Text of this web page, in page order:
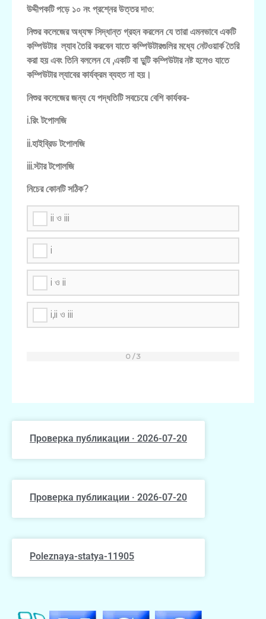
উদ্দীপকটি পড়ে ১০ নং প্রশ্নের উত্তর দাও:
নিশুর কলেজের অধ্যক্ষ সিদ্ধান্ত গ্রহন করলেন যে তারা এমনভাবে একটি
কম্পিউটার ল্যাব তৈরি করবেন যাতে কম্পিউটারগুলির মধ্যে নেটওয়ার্ক তৈরি
করা হয় এবং তিনি বললেন যে ,একটি বা দুুটি কম্পিউটার নষ্ট হলেও যাতে
কম্পিউটার ল্যাবের কার্যক্রম ব্যহত না হয়।
নিশুর কলেজের জন্য যে পদ্ধতিটি সবচেয়ে বেশি কার্যকর-
i.রিং টপোলজি
ii.হাইব্রিড টপোলজি
iii.স্টার টপোলজি
নিচের কোনটি সঠিক?
ii ও iii
i
i ও ii
i,ii ও iii
Проверка публикации · 2026-07-20
Проверка публикации · 2026-07-20
Poleznaya-statya-11905